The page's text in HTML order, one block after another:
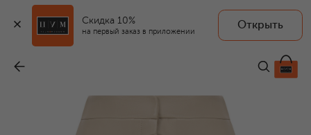
Скидка 10%
на первый заказ в приложении
Открыть